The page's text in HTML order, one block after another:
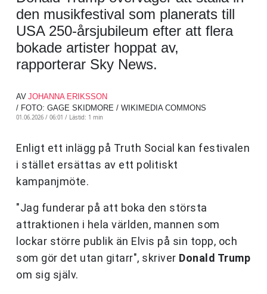
den musikfestival som planerats till
USA 250-årsjubileum efter att flera
bokade artister hoppat av,
rapporterar Sky News.
AV JOHANNA ERIKSSON
/ FOTO: GAGE SKIDMORE / WIKIMEDIA COMMONS
01.06.2026 / 06:01 / Lästid: 1 min
Enligt ett inlägg på Truth Social kan festivalen
i stället ersättas av ett politiskt
kampanjmöte.
"Jag funderar på att boka den största
attraktionen i hela världen, mannen som
lockar större publik än Elvis på sin topp, och
som gör det utan gitarr", skriver Donald Trump
om sig själv.